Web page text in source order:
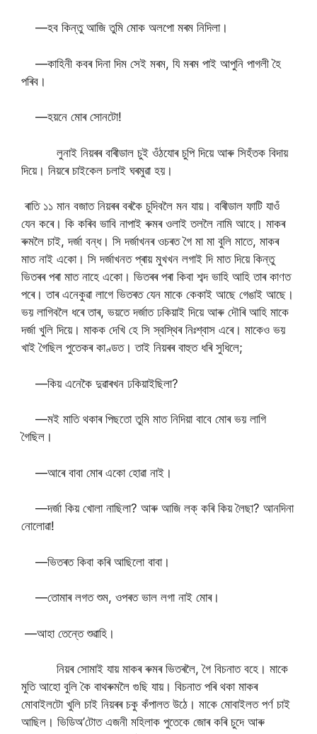
—হব কিন্তু আজি তুমি মোক অলপো মৰম নিদিলা।
—কাহিনী কবৰ দিনা দিম সেই মৰম, যি মৰম পাই আপুনি পাগলী হৈ
পৰিব।
—হয়নে মোৰ সোনটো!
লুনাই নিয়ৰৰ বাৰীডাল চুই ওঁঠযোৰ চুপি দিয়ে আৰু সিহঁতক বিদায়
দিয়ে। নিয়ৰে চাইকেল চলাই ঘৰমুৱা হয়।
‌‌‌‌‌ ৰাতি ১১ মান বজাত নিয়ৰৰ বৰকৈ চুদিবলৈ মন যায়। বাৰীডাল ফাটি যাওঁ
যেন কৰে। কি কৰিব ভাবি নাপাই ৰুমৰ ওলাই তললৈ নামি আহে। মাকৰ
ৰুমলৈ চাই, দৰ্জা বন্ধ। সি দৰ্জাখনৰ ওচৰত গৈ মা মা বুলি মাতে, মাকৰ
মাত নাই একো। সি দৰ্জাখনত প্ৰায় মুখখন লগাই দি মাত দিয়ে কিন্তু
ভিতৰৰ পৰা মাত নাহে একো। ভিতৰৰ পৰা কিবা শব্দ ভাহি আহি তাৰ কাণত
পৰে। তাৰ এনেকুৱা লাগে ভিতৰত যেন মাকে কেকাই আছে গেঙাই আছে।
ভয় লাগিবলৈ ধৰে তাৰ, ভয়তে দৰ্জাত ঢকিয়াই দিয়ে আৰু দৌৰি আহি মাকে
দৰ্জা খুলি দিয়ে। মাকক দেখি হে সি স্বস্থিৰ নিঃশ্বাস এৰে। মাকেও ভয়
খাই গৈছিল পুতেকৰ কাণ্ডত। তাই নিয়ৰৰ বাহুত ধৰি সুধিলে;
—কিয় এনেকৈ দুৱাৰখন ঢকিয়াইছিলা?
—মই মাতি থকাৰ পিছতো তুমি মাত নিদিয়া বাবে মোৰ ভয় লাগি
গৈছিল।
—আৰে বাবা মোৰ একো হোৱা নাই।
—দৰ্জা কিয় খোলা নাছিলা? আৰু আজি লক্ কৰি কিয় লৈছা? আনদিনা
নোলোৱা!
—ভিতৰত কিবা কৰি আছিলো বাবা।
—তোমাৰ লগত শুম, ওপৰত ভাল লগা নাই মোৰ।
‌‌ —আহা তেন্তে শুৱাহি।
নিয়ৰ সোমাই যায় মাকৰ ৰুমৰ ভিতৰলৈ, গৈ বিচনাত বহে। মাকে
মুতি আহো বুলি কৈ বাথৰুমলৈ গুছি যায়। বিচনাত পৰি থকা মাকৰ
মোবাইলটো খুলি চাই নিয়ৰৰ চকু কঁপালত উঠে। মাকে মোবাইলত পৰ্ণ চাই
আছিল। ভিডিঅ’টোত এজনী মহিলাক পুতেকে জোৰ কৰি চুদে আৰু